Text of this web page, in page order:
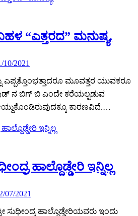
“ಎತ್ತರದ” ಮನುಷ್ಯ.
10/2021
ಮೂವತ್ತರ ಯುವಕರೂ
ನ ಬಿಗ್ ಬಿ ಎಂದೇ ಕರೆಯಲ್ಪಡುವ
ಕಾರಣವಿದೆ.…
ಹಾಲ್ದೊಡ್ಡೇರಿ ಇನ್ನಿಲ್ಲ
07/2021
ಸುಧೀಂದ್ರ ಹಾಲ್ದೊಡ್ಡೇರಿಯವರು ಇಂದು